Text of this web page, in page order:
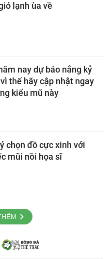
lạnh ùa về
nay dự báo nắng kỷ
thế hãy cập nhật ngay
kiểu mũ này
chọn đồ cực xinh với
mũi nồi họa sĩ